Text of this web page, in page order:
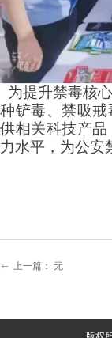
为提升禁毒核
种铲毒、禁吸
供相关科技产
力水平，为公安
ꂃ 上一篇： 无